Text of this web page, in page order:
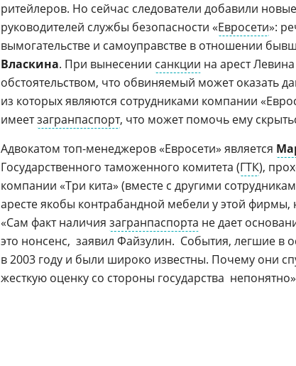
ритейлеров. Но сейчас следователи добавили новые
руководителей службы безопасности «Евросети»:
вымогательстве и самоуправстве в отношении
Власкина. При вынесении санкции на арест
обстоятельством, что обвиняемый может оказать
из которых являются сотрудниками компании
имеетзагранпаспорт, что может помочь ему
Адвокатом топ-менеджеров «Евросети» является
Государственного таможенного комитета (ГТК),
компании «Три кита» (вместе с другими
аресте якобы контрабандной мебели у этой
«Сам факт наличия загранпаспорта не дает
это нонсенс,  заявил Файзулин.  События, легшие
в 2003 году и были широко известны. Почему они
жесткую оценку со стороны государства 